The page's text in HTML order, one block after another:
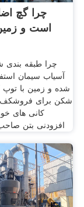
چرا گچ
است و
چرا طبقه
آسیاب سیمان
شده و زمین با توپ
شکن برای فروشکف
کانی های
افزودنی بتن